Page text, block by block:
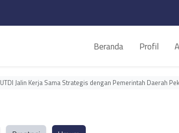
Beranda Profil
UTDI Jalin Kerja Sama Strategis dengan Pemerintah Daerah